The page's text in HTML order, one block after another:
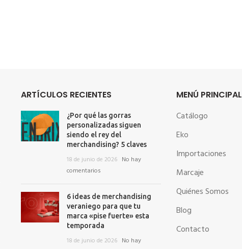
ARTÍCULOS RECIENTES
¿Por qué las gorras
personalizadas siguen
siendo el rey del
merchandising? 5 claves
18 de junio de 2026 No hay
comentarios
6 ideas de merchandising
veraniego para que tu
marca «pise fuerte» esta
temporada
18 de junio de 2026 No hay
MENÚ PRINCIPAL
Catálogo
Eko
Importaciones
Marcaje
Quiénes Somos
Blog
Contacto